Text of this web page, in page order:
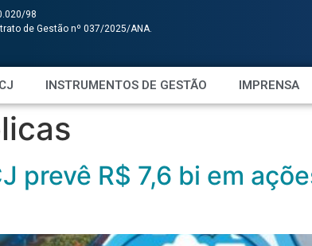
98
de Gestão nº 037/2025/ANA.
INSTRUMENTOS DE GESTÃO IMPRENSA
prevê R$ 7,6 bi em